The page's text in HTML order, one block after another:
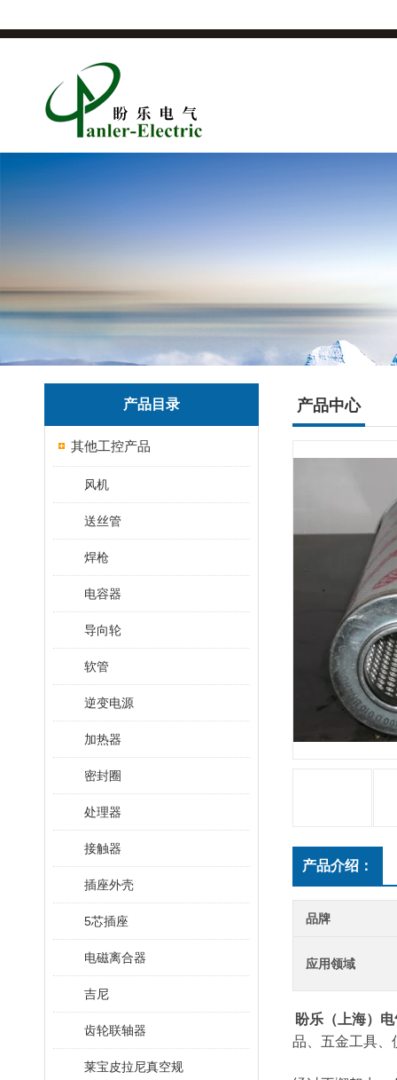
产品目录
其他工控产品
风机
送丝管
焊枪
电容器
导向轮
软管
逆变电源
加热器
密封圈
处理器
接触器
插座外壳
5芯插座
电磁离合器
吉尼
齿轮联轴器
莱宝皮拉尼真空规
产品中心
产品介绍：
品牌
应用领域
盼乐（上海）
品、五金工具、